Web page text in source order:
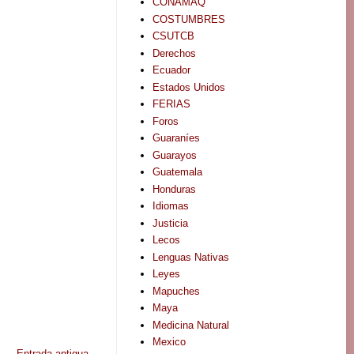
COSTUMBRES
CSUTCB
Derechos
Ecuador
Estados Unidos
FERIAS
Foros
Guaraníes
Guarayos
Guatemala
Honduras
Idiomas
Justicia
Lecos
Lenguas Nativas
Leyes
Mapuches
Maya
Medicina Natural
Mexico